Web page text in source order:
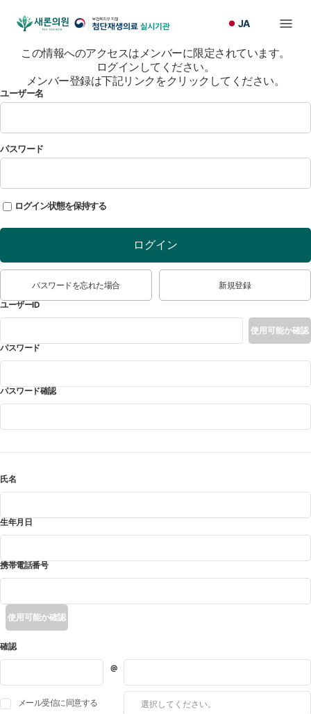
JA
この情報へのアクセスはメンバーに限定されています。
ログインしてください。
メンバー登録は下記リンクをクリックしてください。
ユーザー名
パスワード
ログイン状態を保持する
ログイン
パスワードを忘れた場合
新規登録
ユーザーID*
使用可能か確認
パスワード
パスワード確認*
氏名
生年月日
携帯電話番号*
使用可能か確認
값받기
*
確認
メール受信に同意する